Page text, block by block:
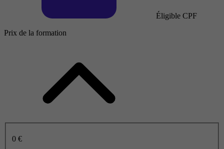
Éligible CPF
Prix de la formation
0 €